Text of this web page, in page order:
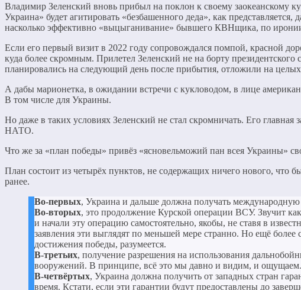
Владимир Зеленский вновь прибыл на поклон к своему заокеанскому
Украина» будет агитировать «безбашенного деда», как
насколько эффективно «выцыганивание» бывшего КВНщика, по иронии
Если его первый визит в 2022 году сопровождался помпой, красной
куда более скромным. Прилетел Зеленский не на борту
планировались на следующий день после прибытия, отложили на
А дабы марионетка, в ожидании встречи с кукловодом, в лице
В том числе для Украины.
Но даже в таких условиях Зеленский не стал скромничать. Его
НАТО.
Что же за «план победы» привёз «ясновельможий пан всея Украины»
План состоит из четырёх пунктов, не содержащих ничего нового, что
ранее.
Во-первых, Украина и дальше должна получать
Во-вторых, это продолжение Курской операции ВСУ. Звучит
и начали эту операцию самостоятельно, якобы, не ставя в
заявления эти выглядят по меньшей мере странно. Но ещё
достижения победы, разумеется.
В-третьих, получение разрешения на использования
вооружений. В принципе, всё это мы давно и видим, и ощущаем.
В-четвёртых, Украина должна получить от западных стран
время. Кстати, если эти гарантии будут предоставлены до